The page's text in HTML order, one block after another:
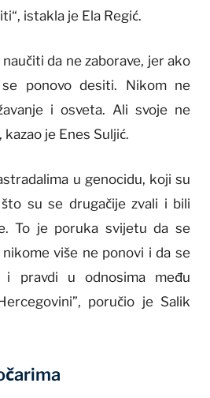
istakla je Ela Regić.
da ne zaborave, jer ako
se ponovo desiti. Nikom ne
i osveta. Ali svoje ne
je Enes Suljić.
u genocidu, koji su
su se drugačije zvali i bili
To je poruka svijetu da se
više ne ponovi i da se
i pravdi u odnosima među
poručio je Salik